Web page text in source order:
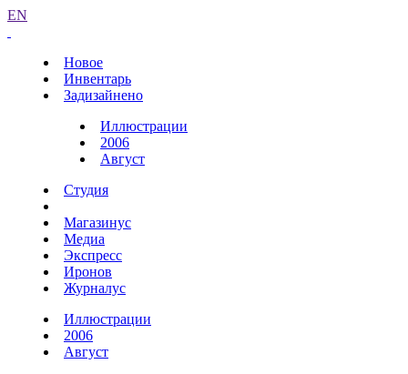
EN
Новое
Инвентарь
Задизайнено
Иллюстрации
2006
Август
Студия
Магазинус
Медиа
Экспресс
Иронов
Журналус
Иллюстрации
2006
Август